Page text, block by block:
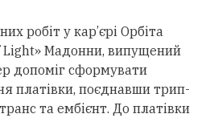
робіт у кар’єрі Орбіта
Light» Мадонни, випущений
допоміг сформувати
платівки, поєднавши трип-
та ембієнт. До платівки